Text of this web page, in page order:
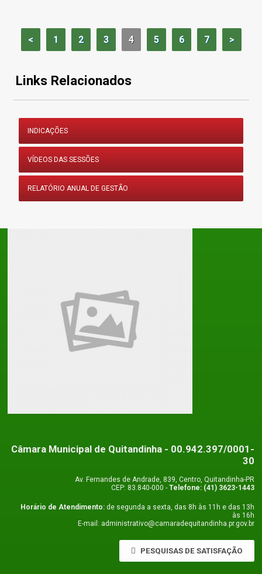
< 1 2 3 4 5 6 7 >
Links Relacionados
INDICAÇÕES
VÍDEOS DAS SESSÕES
RELATÓRIO ANUAL DE GESTÃO
Câmara Municipal de Quitandinha- 00.942.397/0001-
30
Av. Fernandes de Andrade, 839, Centro, Quitandinha-PR
CEP: 83.840-000 - Telefone: (41) 3623-1443
Horário de Atendimento:de segunda a sexta, das 8h às 11h e das 13h
às 16h
E-mail: administrativo@camaradequitandinha.pr.gov.br
PESQUISAS DE SATISFAÇÃO